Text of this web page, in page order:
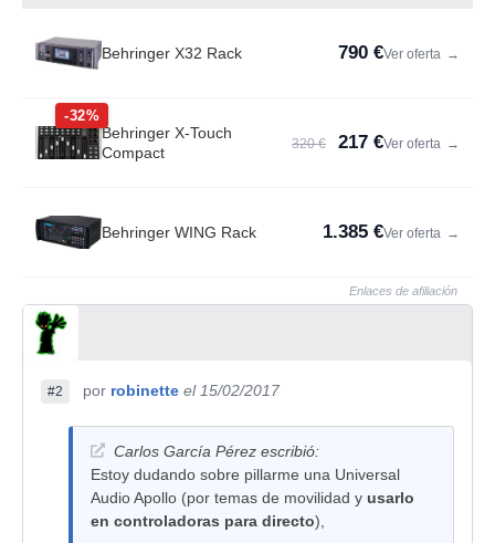
Behringer X32 Rack 790 €Ver oferta →
-32%
Behringer X-Touch
Compact
320 € 217 €Ver oferta →
Behringer WING Rack 1.385 €Ver oferta →
Enlaces de afiliación
#2 por robinette el 15/02/2017
Carlos García Pérez escribió:
Estoy dudando sobre pillarme una Universal
Audio Apollo (por temas de movilidad y usarlo
en controladoras para directo),